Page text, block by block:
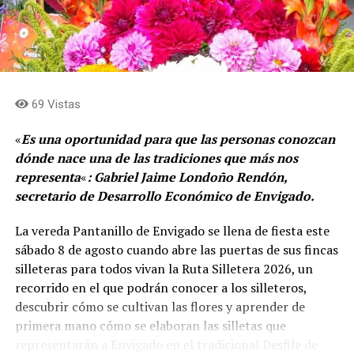
69 Vistas
«Es una oportunidad para que las personas conozcan
dónde nace una de las tradiciones que más nos
representa«: Gabriel Jaime Londoño Rendón,
secretario de Desarrollo Económico de Envigado.
La vereda Pantanillo de Envigado se llena de fiesta este
sábado 8 de agosto cuando abre las puertas de sus fincas
silleteras para todos vivan la Ruta Silletera 2026, un
recorrido en el que podrán conocer a los silleteros,
descubrir cómo se cultivan las flores y aprender de
primera mano cómo se elaboran las silletas que